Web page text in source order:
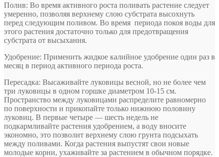
Полив: Во время активного роста поливать растение следует
умеренно, позволяя верхнему слою субстрата высохнуть
перед следующим поливом. Во время периода покоя воды для
этого растения достаточно только для предотвращения
субстрата от высыхания.
Удобрение: Применить жидкое калийное удобрение один раз в
месяц в период активного периода роста.
Пересадка: Высаживайте луковицы весной, но не более чем
три луковицы в одном горшке диаметром 10-15 см.
Пространство между луковицами распределите равномерно
по поверхности и прикопайте только нижнюю половину
луковиц. В первые четыре — шесть недель не
подкармливайте растения удобрением, а воду вносите
экономно, это позволит верхнему слою грунта подсыхать
между поливами. Когда растения выпустят свои новые
молодые корни, ухаживайте за растением в обычном порядке.